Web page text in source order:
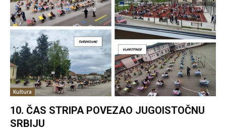
Kultura
10. ČAS STRIPA POVEZAO JUGOISTOČNU
SRBIJU